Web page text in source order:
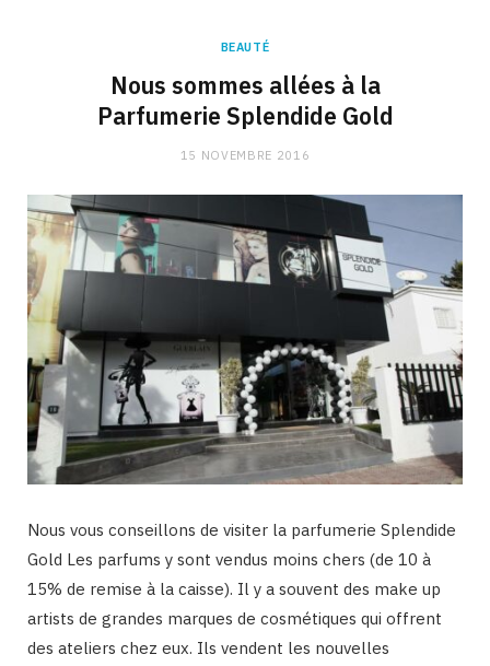
BEAUTÉ
Nous sommes allées à la
Parfumerie Splendide Gold
15 NOVEMBRE 2016
Nous vous conseillons de visiter la parfumerie Splendide
Gold Les parfums y sont vendus moins chers (de 10 à
15% de remise à la caisse). Il y a souvent des make up
artists de grandes marques de cosmétiques qui offrent
des ateliers chez eux. Ils vendent les nouvelles